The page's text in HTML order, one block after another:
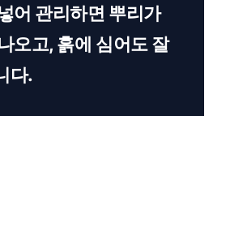
어 관리하면 뿌리가
오고, 흙에 심어도 잘
다.